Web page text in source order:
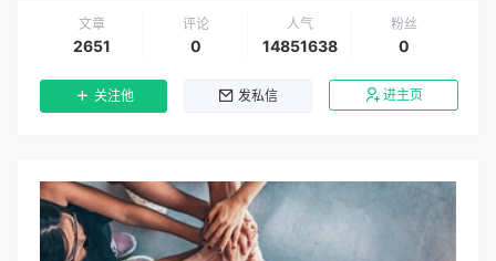
文章
2651
评论
0
人气
14851638
粉丝
0
关注他 发私信 进主页